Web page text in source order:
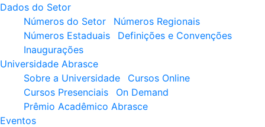
Dados do Setor
Números do Setor
Números Regionais
Números Estaduais
Definições e Convenções
Inaugurações
Universidade Abrasce
Sobre a Universidade
Cursos Online
Cursos Presenciais
On Demand
Prêmio Acadêmico Abrasce
Eventos